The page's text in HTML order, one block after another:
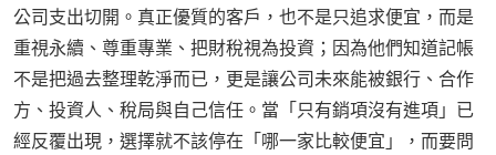
公司支出切開。真正優質的客戶，也不是只追求便宜，而是
重視永續、尊重專業、把財稅視為投資；因為他們知道記帳
不是把過去整理乾淨而已，更是讓公司未來能被銀行、合作
方、投資人、稅局與自己信任。當「只有銷項沒有進項」已
經反覆出現，選擇就不該停在「哪一家比較便宜」，而要問